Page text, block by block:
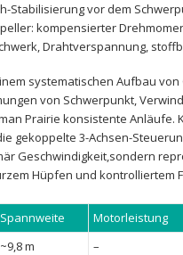
Stabilisierung‌ vor dem
: kompensierter
Drahtverspannung,
systematischen⁤ Aufbau⁣
von Schwerpunkt,
Prairie konsistente Anläufe.
gekoppelte 3-Achsen-
Geschwindigkeit,sondern
Hüpfen​ und kontrolliertem
Spannweite Motorleistung
~9,8 m –